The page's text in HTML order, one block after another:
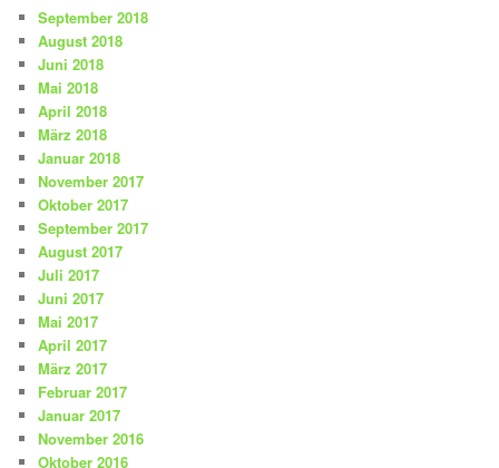
September 2018
August 2018
Juni 2018
Mai 2018
April 2018
März 2018
Januar 2018
November 2017
Oktober 2017
September 2017
August 2017
Juli 2017
Juni 2017
Mai 2017
April 2017
März 2017
Februar 2017
Januar 2017
November 2016
Oktober 2016